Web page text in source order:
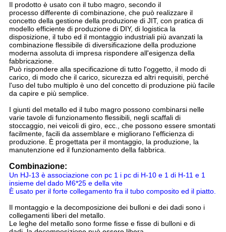
Il prodotto è usato con il tubo magro, secondo il
processo differente di combinazione, che può realizzare il
concetto della gestione della produzione di JIT, con pratica di
modello efficiente di produzione di DIY, di logistica la
disposizione, il tubo ed il montaggio industriali più avanzati la
combinazione flessibile di diversificazione della produzione
moderna assoluta di impresa rispondere all'esigenza della
fabbricazione.
Può rispondere alla specificazione di tutto l'oggetto, il modo di
carico, di modo che il carico, sicurezza ed altri requisiti, perché
l'uso del tubo multiplo è uno del concetto di produzione più facile
da capire e più semplice.
I giunti del metallo ed il tubo magro possono combinarsi nelle
varie tavole di funzionamento flessibili, negli scaffali di
stoccaggio, nei veicoli di giro, ecc., che possono essere smontati
facilmente, facili da assemblare e migliorano l'efficienza di
produzione. È progettata per il montaggio, la produzione, la
manutenzione ed il funzionamento della fabbrica.
Combinazione:
Un HJ-13 è associazione con pc 1 i pc di H-10 e 1 di H-11 e 1
insieme del dado M6*25 e della vite
È usato per il forte collegamento fra il tubo composito ed il piatto.
Il montaggio e la decomposizione dei bulloni e dei dadi sono i
collegamenti liberi del metallo.
Le leghe del metallo sono forme fisse e fisse di bulloni e di